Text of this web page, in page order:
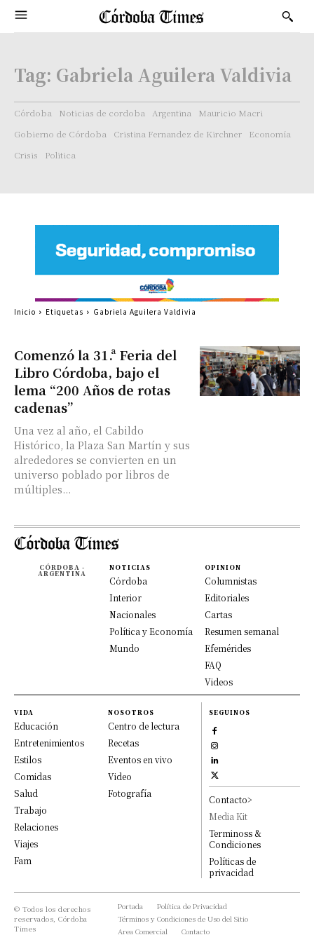
Tag: Gabriela Aguilera Valdivia
Córdoba Noticias de cordoba Argentina
Mauricio Macri
Gobierno de Córdoba
Cristina Fernandez de Kirchner
Economía
Crisis
Politica
Comenzó la 31.ª Feria del
Libro Córdoba, bajo el
lema “200 Años de rotas
cadenas”
Una vez al año, el Cabildo
Histórico, la Plaza San Martín y sus
alrededores se convierten en un
universo poblado por libros de
múltiples...
Inicio Etiquetas Gabriela Aguilera Valdivia
CÓRDOBA -
ARGENTINA
NOTICIAS
Córdoba
Interior
Nacionales
Política y Economía
Mundo
OPINION
Columnistas
Editoriales
Cartas
Resumen semanal
Efemérides
FAQ
Videos
VIDA
Educación
Entretenimientos
Estilos
Comidas
Salud
Trabajo
Relaciones
Viajes
Fam
NOSOTROS
Centro de lectura
Recetas
Eventos en vivo
Video
Fotografía
SEGUINOS
Contacto>
Media Kit
Terminoss &
Condiciones
Políticas de
privacidad
© Todos los derechos
reservados, Córdoba
Times
Portada
Política de Privacidad
Términos y Condiciones de Uso del Sitio
Area Comercial
Contacto